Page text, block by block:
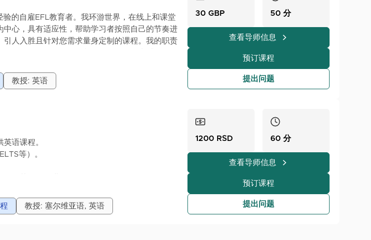
的自雇EFL教育者。我环游世界，在线上和课堂
中心，具有适应性，帮助学习者按照自己的节奏进
人入胜且针对您需求量身定制的课程。我的职责
、B2 First和C1 Advanced考试，在
帮助您实现目标。无论您需要结构化的考试准备
我的另一个职责是在正式、结构化的一对一在线
容与语言整合学习（CLIL）和交际语言教学
教授: 英语
30 GBP 50 分
查看导师信息
预订课程
提出问题
语课程。
等）。
格莱德现场进行。
教授: 塞尔维亚语, 英语
1200 RSD 60 分
查看导师信息
预订课程
提出问题